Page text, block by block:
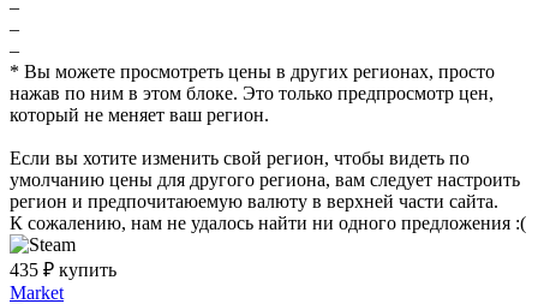
–
–
–
* Вы можете просмотреть цены в других регионах, просто
нажав по ним в этом блоке. Это только предпросмотр цен,
который не меняет ваш регион.
Если вы хотите изменить свой регион, чтобы видеть по
умолчанию цены для другого региона, вам следует настроить
регион и предпочитаюемую валюту в верхней части сайта.
К сожалению, нам не удалось найти ни одного предложения :(
435 ₽ купить
Market